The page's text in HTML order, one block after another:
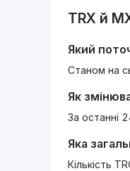
TRX й
Який
Станом на
Як
За останні
Яка
Кількість